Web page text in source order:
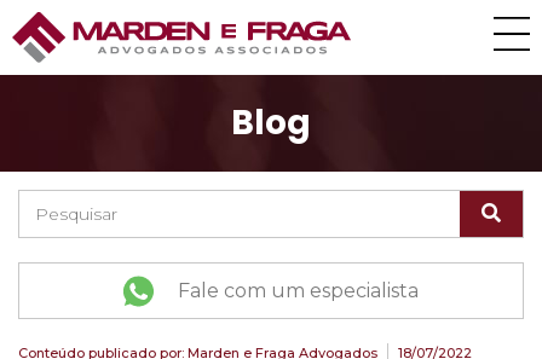
Blog
Fale com um especialista
Conteúdo publicado por: Marden e Fraga Advogados 18/07/2022